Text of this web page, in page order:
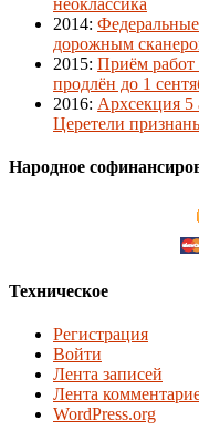
неоклассика
2014:
дорожным
2015: Приём работ
продлён до 1
2016: Архсекция 5
Церетели
Народное
Техническое
Регистрация
Войти
Лента записей
Лента
WordPress.org